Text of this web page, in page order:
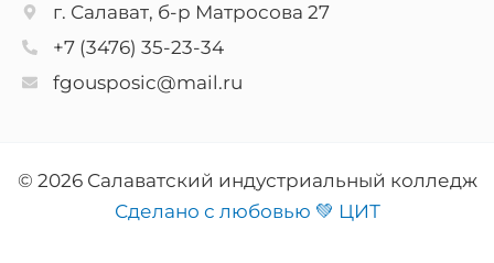
г. Салават, б-р Матросова 27
+7 (3476) 35-23-34
fgousposic@mail.ru
© 2026 Салаватский индустриальный колледж
Сделано с любовью 💚 ЦИТ